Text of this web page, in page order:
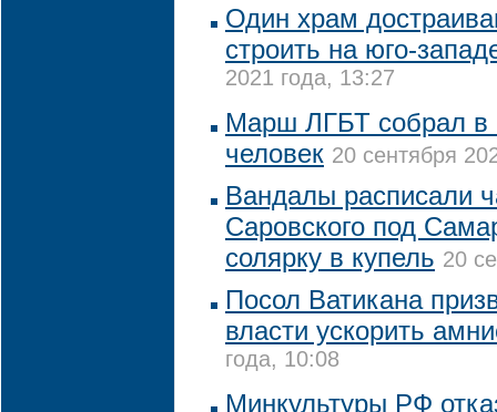
Один храм
строить на юго-
2021 года, 13:27
Марш ЛГБТ собрал в
человек 20 сентября
Вандалы расписали
Саровского под
солярку в купель 20
Посол Ватикана
власти ускорить
года, 10:08
Минкультуры РФ